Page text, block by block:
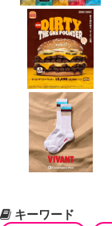
キーワード